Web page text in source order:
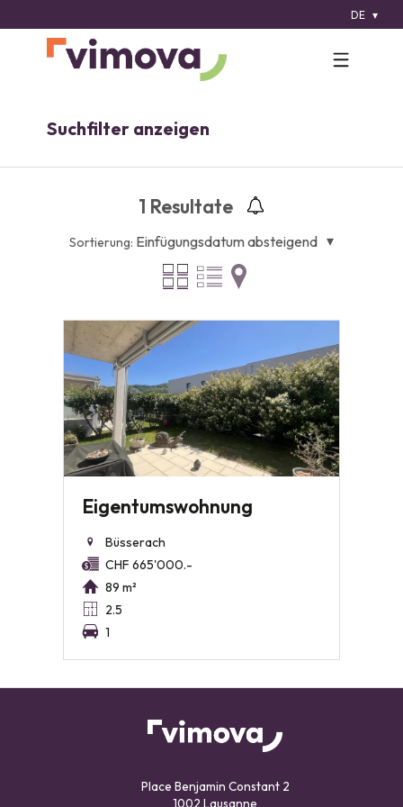
DE
Suchfilter anzeigen
1 Resultate
Sortierung: Einfügungsdatum absteigend
Eigentumswohnung
Büsserach
CHF 665'000.-
89 m²
2.5
1
Place Benjamin Constant 2
1002 Lausanne